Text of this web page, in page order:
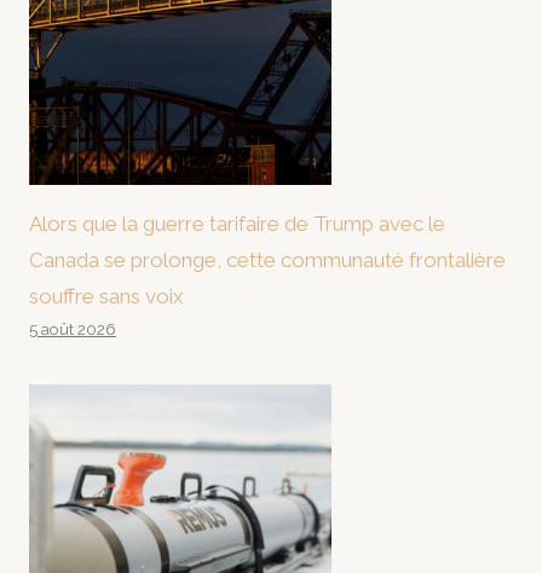
Alors que la guerre tarifaire de Trump avec le
Canada se prolonge, cette communauté frontalière
souffre sans voix
5 août 2026